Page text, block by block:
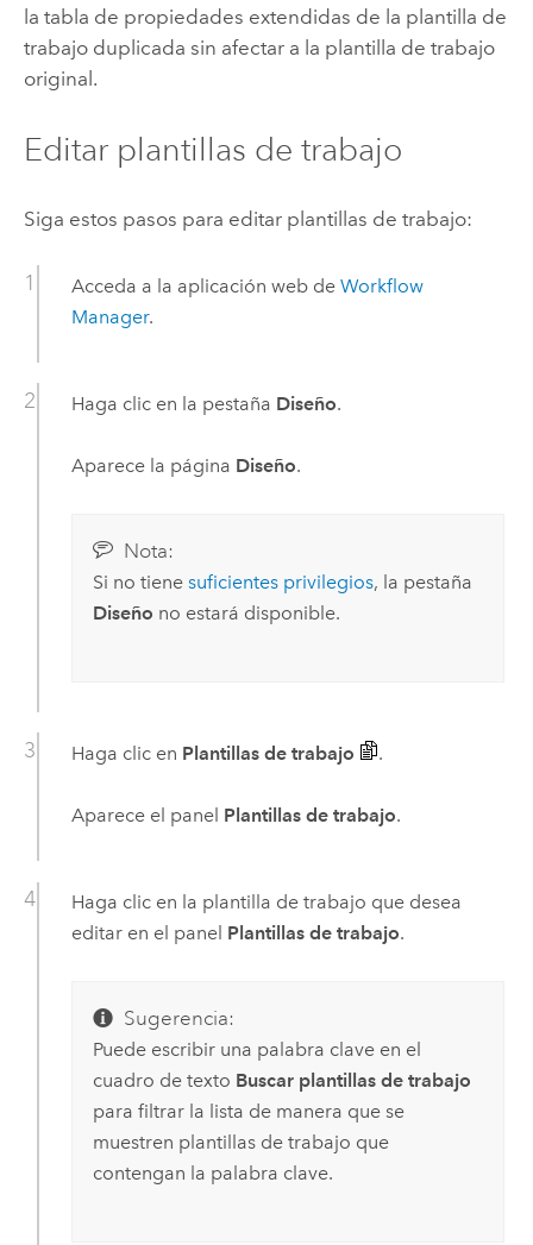
la tabla de propiedades extendidas de la plantilla de
trabajo duplicada sin afectar a la plantilla de trabajo
original.
Editar plantillas de trabajo
Siga estos pasos para editar plantillas de trabajo:
Acceda a la aplicación web de Workflow
Manager.
Haga clic en la pestaña Diseño.
Aparece la página Diseño.
Nota:
Si no tiene suficientes privilegios, la pestaña
Diseño no estará disponible.
Haga clic en Plantillas de trabajo .
Aparece el panel Plantillas de trabajo.
Haga clic en la plantilla de trabajo que desea
editar en el panel Plantillas de trabajo.
Sugerencia:
Puede escribir una palabra clave en el
cuadro de texto Buscar plantillas de trabajo
para filtrar la lista de manera que se
muestren plantillas de trabajo que
contengan la palabra clave.